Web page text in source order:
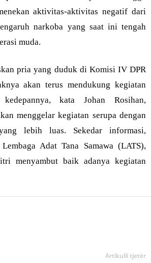
aktivitas-aktivitas negatif dari
narkoba yang saat ini tengah
muda.
pria yang duduk di Komisi IV DPR
akan terus mendukung kegiatan
kata Johan Rosihan,
menggelar kegiatan serupa dengan
lebih luas. Sekedar informasi,
Adat Tana Samawa (LATS),
menyambut baik adanya kegiatan
Artikulli tjetër